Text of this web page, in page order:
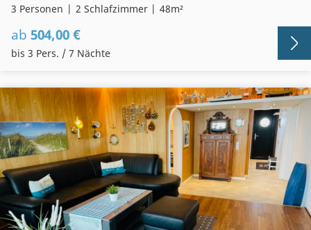
3 Personen 2 Schlafzimmer 48m²
ab 504,00 €
bis 3 Pers. / 7 Nächte